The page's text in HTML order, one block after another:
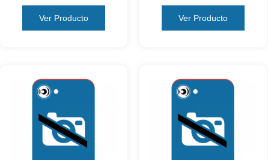
Ver Producto Ver Producto